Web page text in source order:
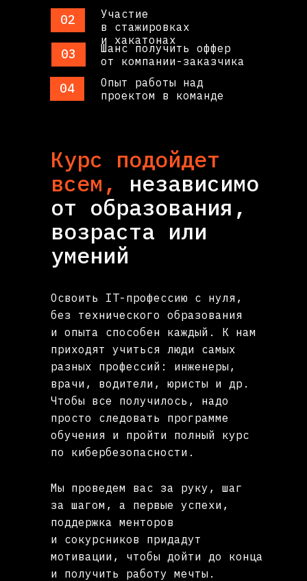
02
03
04
Участие
в стажировках
и хакатонах
Шанс получить оффер
от компании-заказчика
Опыт работы над
проектом в команде
Курс подойдет
всем,
независимо
от образования,
возраста или
умений
Освоить IT-профессию с нуля,
без технического образования
и опыта способен каждый. К нам
приходят учиться люди самых
разных профессий: инженеры,
врачи, водители, юристы и др.
Чтобы все получилось, надо
просто следовать программе
обучения и пройти полный курс
по кибербезопасности.
Мы проведем вас за руку, шаг
за шагом, а первые успехи,
поддержка менторов
и сокурсников придадут
мотивации, чтобы дойти до конца
и получить работу мечты.